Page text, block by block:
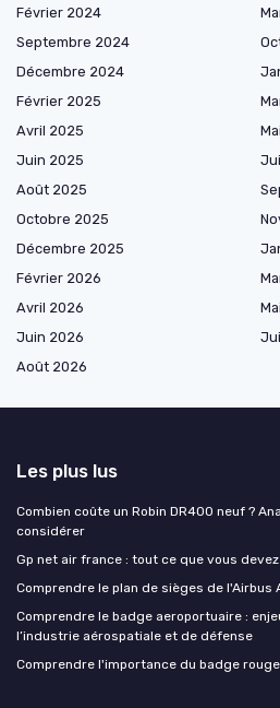
Février 2024
Septembre 2024
Décembre 2024
Février 2025
Avril 2025
Juin 2025
Août 2025
Octobre 2025
Décembre 2025
Février 2026
Avril 2026
Juin 2026
Août 2026
Les plus lus
Combien coûte un Robin DR400 neuf ?
considérer
Gp net air france : tout ce que vous
Comprendre le plan de sièges de l'Airbus
Comprendre le badge aeroportuaire :
l’industrie aérospatiale et de défense
Comprendre l'importance du badge